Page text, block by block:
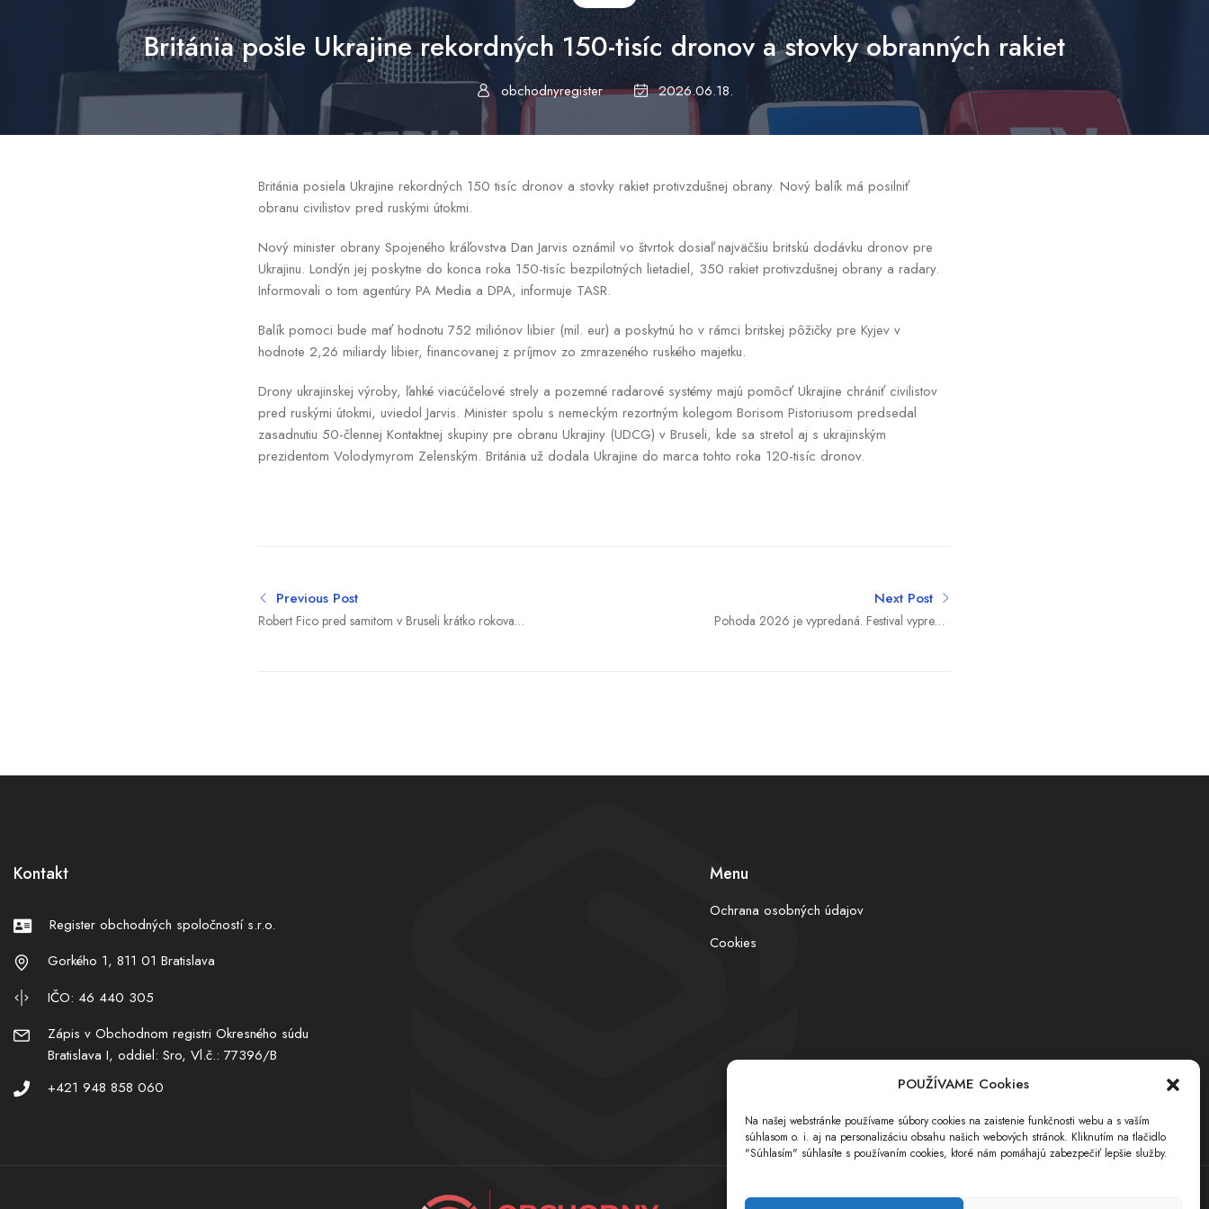
POUŽÍVAME Cookies
Na našej webstránke používame súbory cookies na zaistenie funkčnosti webu a s vaším
súhlasom o. i. aj na personalizáciu obsahu našich webových stránok. Kliknutím na tlačidlo
"Súhlasím" súhlasíte s používaním cookies, ktoré nám pomáhajú zabezpečiť lepšie služby.
Británia pošle Ukrajine rekordných 150-tisíc dronov a stovky obranných rakiet
obchodnyregister 2026.06.18.
Británia posiela Ukrajine rekordných 150 tisíc dronov a stovky rakiet protivzdušnej obrany. Nový balík má posilniť
obranu civilistov pred ruskými útokmi.
Nový minister obrany Spojeného kráľovstva Dan Jarvis oznámil vo štvrtok dosiaľ najväčšiu britskú dodávku dronov pre
Ukrajinu. Londýn jej poskytne do konca roka 150-tisíc bezpilotných lietadiel, 350 rakiet protivzdušnej obrany a radary.
Informovali o tom agentúry PA Media a DPA, informuje TASR.
Balík pomoci bude mať hodnotu 752 miliónov libier (mil. eur) a poskytnú ho v rámci britskej pôžičky pre Kyjev v
hodnote 2,26 miliardy libier, financovanej z príjmov zo zmrazeného ruského majetku.
Drony ukrajinskej výroby, ľahké viacúčelové strely a pozemné radarové systémy majú pomôcť Ukrajine chrániť civilistov
pred ruskými útokmi, uviedol Jarvis. Minister spolu s nemeckým rezortným kolegom Borisom Pistoriusom predsedal
zasadnutiu 50-člennej Kontaktnej skupiny pre obranu Ukrajiny (UDCG) v Bruseli, kde sa stretol aj s ukrajinským
prezidentom Volodymyrom Zelenským. Británia už dodala Ukrajine do marca tohto roka 120-tisíc dronov.
Previous Post
Robert Fico pred samitom v Bruseli krátko rokoval
Next Post
Pohoda 2026 je vypredaná. Festival vypredal
Kontakt
Register obchodných spoločností s.r.o.
Gorkého 1, 811 01 Bratislava
IČO: 46 440 305
Zápis v Obchodnom registri Okresného súdu
Bratislava I, oddiel: Sro, Vl.č.: 77396/B
+421 948 858 060
Menu
Ochrana osobných údajov
Cookies